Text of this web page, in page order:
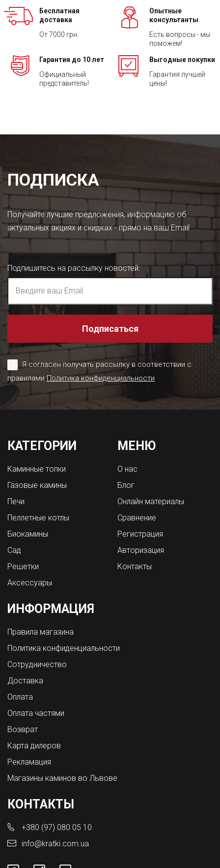
Бесплатная
доставка
От 7000 грн.
Опытные
консультанты
Есть вопросы - мы
поможем!
Гарантия до 10 лет
Официальный
представитель!
Выгодные покупки
Гарантия лучшей
цены!
ПОДПИСКА
Получайте лучшие предложения, информацию об
актуальных акциях и скидках - прямо на ваш Email
Подпишитесь на рассылку новостей:
Подписаться
Я согласен получать рассылку в соответствии с
правиламиПолитика конфиденциальности
КАТЕГОРИИ
Каминные топки
Газовые камины
Печи
Пеллетные котлы
Биокамины
Сад
Решетки
Аксессуары
МЕНЮ
О нас
Блог
Онлайн материалы
Сравнение
Регистрация
Авторизация
Контакты
ИНФОРМАЦИЯ
Правила магазина
Политика конфиденциальности
Сотрудничество
Доставка
Оплата
Оплата частями
Возврат
Карта дилеров
Рекламация
Магазины каминов во Львове
КОНТАКТЫ
+380 (97) 080 05 10
info@kratki.com.ua